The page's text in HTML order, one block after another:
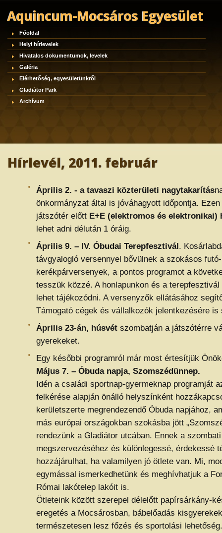
Aquincum-Mocsáros Egyesület
Főoldal
Helyi hírlevelek
Hivatalos dokumentumok, levelek
Galéria
Elérhetőség, egyesületünkről
Gladiátor Park
Archívum
Hírlevél, 2011. február
Április 2. - a tavaszi közterületi nagytakarítás
önkormányzat által is jóváhagyott időpontja. Ezen
játszótér előtt E+E (elektromos és elektronikai)
lehet adni délután 1 óráig.
Április 9. – IV. Óbudai Terepfesztivál.
távgyalogló versennyel bővülnek a szokásos
kerékpárversenyek, a pontos programot a
tesszük közzé. A honlapunkon és a terepfesztivál
lehet tájékozódni. A versenyzők ellátásához
Támogató cégek és vállalkozók jelentkezésére is
Április 23-án, húsvét szombatján a játszótérre
gyerekeket.
Egy későbbi programról már most értesítjük
Május 7. – Óbuda napja, Szomszédünnep.
Idén a családi sportnap-gyermeknap programját
felkérése alapján önálló helyszínként
kerületszerte megrendezendő Óbuda napjához,
más európai országokban szokásba jött
rendezünk a Gladiátor utcában. Ennek a
megszervezéséhez és különlegessé, érdekessé
hozzájárulhat, ha valamilyen jó ötlete van. Mi,
egymással ismerkedhetünk és meghívhatjuk a
Római lakótelep lakóit is.
Ötleteink között szerepel délelőtt papírsárkány-
eregetés a Mocsárosban, bábelőadás
természetesen lesz főzés és sportolási